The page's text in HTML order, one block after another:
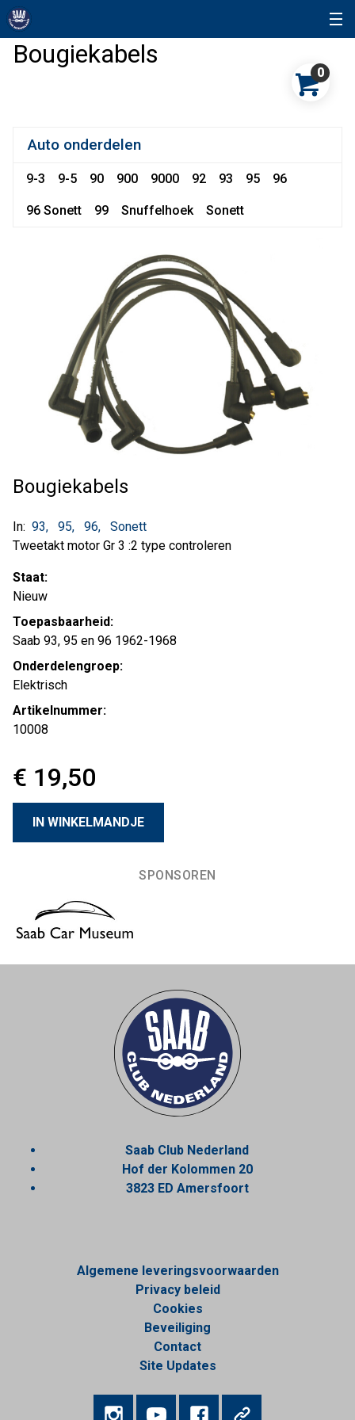
Bougiekabels
0
Auto onderdelen
9-3 9-5 90 900 9000 92 93 95 96
96 Sonett 99 Snuffelhoek Sonett
Bougiekabels
In: 93 95 96
Sonett
Tweetakt motor Gr 3 :2 type controleren
Staat:
Nieuw
Toepasbaarheid:
Saab 93, 95 en 96 1962-1968
Onderdelengroep:
Elektrisch
Artikelnummer:
10008
€ 19,50
SPONSOREN
Saab Club Nederland
Hof der Kolommen 20
3823 ED Amersfoort
Algemene leveringsvoorwaarden
Privacy beleid
Cookies
Beveiliging
Contact
Site Updates